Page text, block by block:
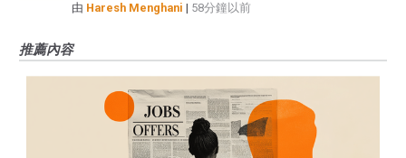
由 Haresh Menghani | 58分鐘以前
推薦內容